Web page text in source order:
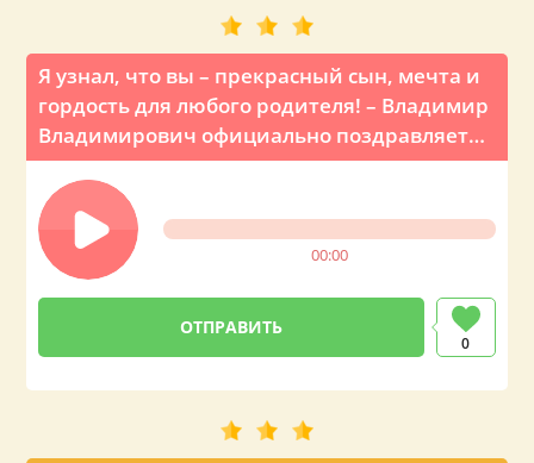
Я узнал, что вы – прекрасный сын, мечта и
гордость для любого родителя! – Владимир
Владимирович официально поздравляет
по телефону
00:00
0